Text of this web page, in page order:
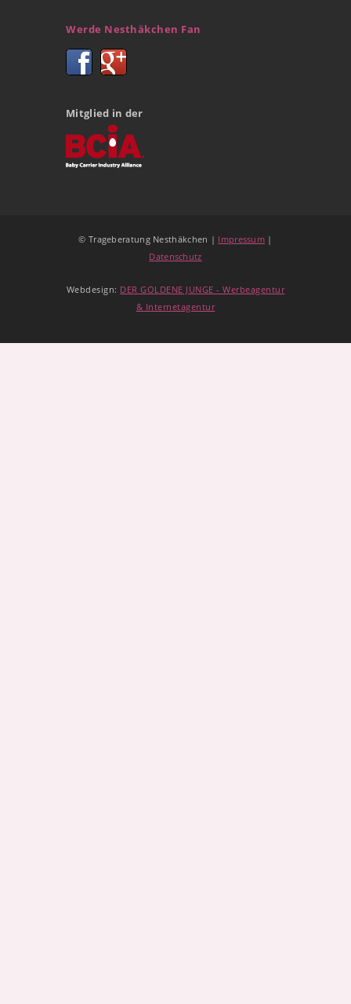
Werde Nesthäkchen Fan
Mitglied in der
© Trageberatung Nesthäkchen | Impressum |
Datenschutz
Webdesign: DER GOLDENE JUNGE - Werbeagentur
& Internetagentur